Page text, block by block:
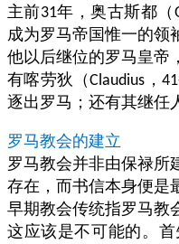
主前31年，奥古斯都（
成为罗马帝国惟一的领
他以后继位的罗马皇帝
有喀劳狄（Claudius ，
逐出罗马；还有其继任
罗马教会的建立
罗马教会并非由保禄所
存在，而书信本身便是
早期教会传统指罗马教
这应该是不可能的。